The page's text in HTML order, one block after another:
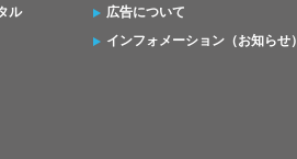
ル
広告について
インフォメーション（お知らせ）